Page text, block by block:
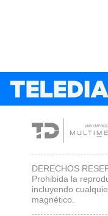
DERECHOS
Prohibida la
incluyendo
magnético.